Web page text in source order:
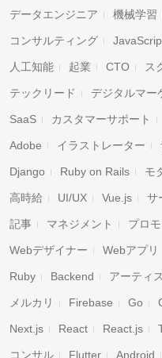
データエンジニア 機械学習
コンサルティング
人工知能 起業 CTO ス
テックリード デジタルマー
SaaS カスタマーサポート
Adobe イラストレーター
Django Ruby on Rails モ
高時給 UI/UX Vue.js サ
記事 マネジメント プロ
Webデザイナー Webアプリ
Ruby Backend アーティ
メルカリ Firebase Go
Next.js React React.js
コンサル Flutter Android